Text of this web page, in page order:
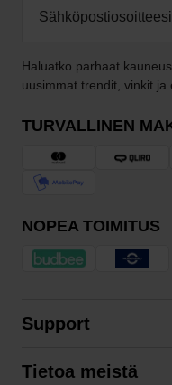
Haluatko parhaat
uusimmat trendit, vinkit ja
TURVALLINEN
NOPEA TOIMITUS
Support
Tietoa meistä